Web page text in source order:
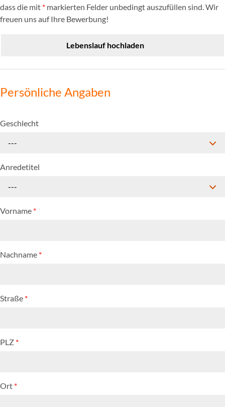
dass die mit * markierten Felder unbedingt auszufüllen sind. Wir
freuen uns auf Ihre Bewerbung!
Lebenslauf hochladen
Persönliche Angaben
Geschlecht
---
Anredetitel
---
Vorname *
Nachname *
Straße *
PLZ *
Ort *